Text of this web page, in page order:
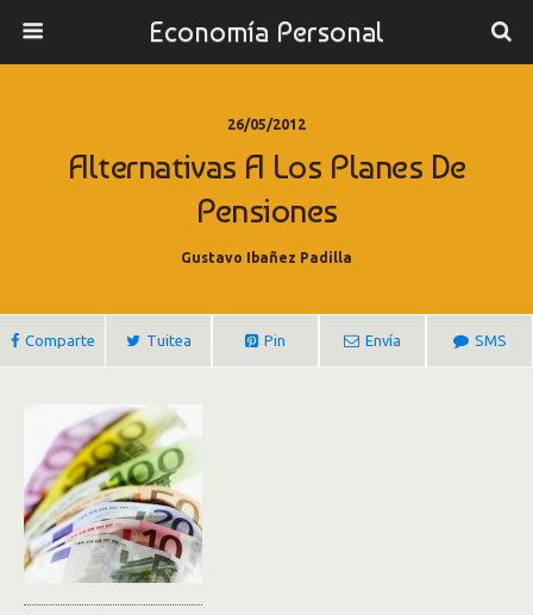
Economía Personal
26/05/2012
Alternativas A Los Planes De
Pensiones
Gustavo Ibañez Padilla
Comparte Tuitea Pin Envía SMS